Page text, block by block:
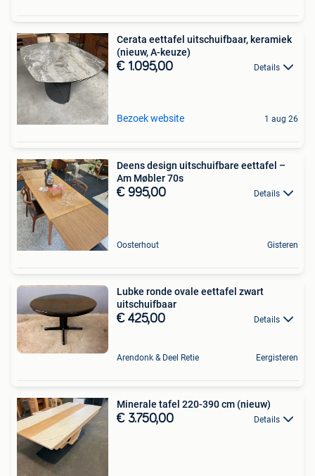
Cerata eettafel uitschuifbaar, keramiek
(nieuw, A-keuze)
€ 1.095,00 Details
Bezoek website 1 aug 26
Deens design uitschuifbare eettafel –
Am Møbler 70s
€ 995,00 Details
Oosterhout Gisteren
Lubke ronde ovale eettafel zwart
uitschuifbaar
€ 425,00 Details
Arendonk & Deel Retie Eergisteren
Minerale tafel 220-390 cm (nieuw)
€ 3.750,00 Details